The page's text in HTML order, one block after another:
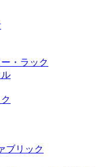
・ラック
ブリック